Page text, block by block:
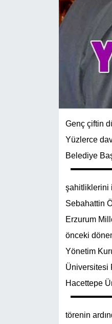
Genç çiftin
Yüzlerce
Belediye
şahitliklerini
Sebahattin
Erzurum
önceki
Yönetim
Üniversitesi
Hacettepe
törenin